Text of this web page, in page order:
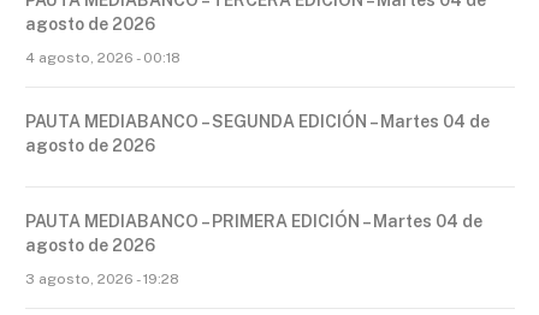
agosto de 2026
4 agosto, 2026 - 00:18
PAUTA MEDIABANCO – SEGUNDA EDICIÓN – Martes 04 de
agosto de 2026
PAUTA MEDIABANCO – PRIMERA EDICIÓN – Martes 04 de
agosto de 2026
3 agosto, 2026 - 19:28